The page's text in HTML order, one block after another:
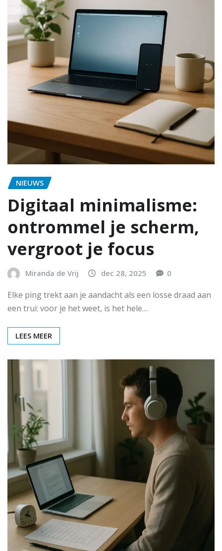
NIEUWS
Digitaal minimalisme:
ontrommel je scherm,
vergroot je focus
Miranda de Vrij dec 28, 2025 0
Elke ping trekt aan je aandacht als een losse draad aan
een trui: voor je het weet, is het hele…
LEES MEER